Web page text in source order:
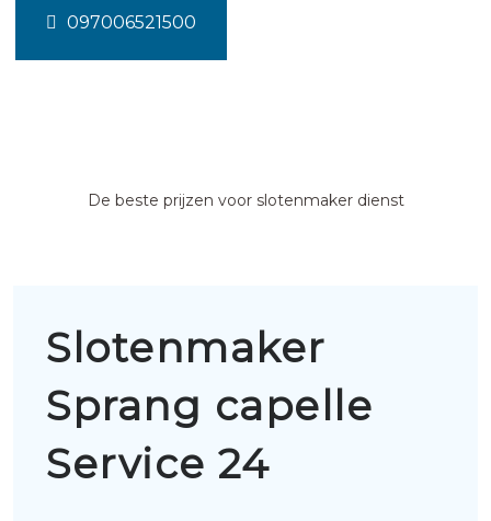
097006521500
De beste prijzen voor slotenmaker dienst
Slotenmaker
Sprang capelle
Service 24